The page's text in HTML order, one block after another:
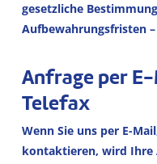
gesetzliche
Aufbewahrungsfristen
Anfrage per
Telefax
Wenn Sie uns per E-
kontaktieren, wird Ihre